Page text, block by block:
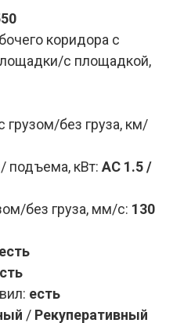
коридора с
с площадкой,
без груза, км/
подъема, кВт: AC 1.5 /
без груза, мм/с: 130
есть
есть
/ Рекуперативный